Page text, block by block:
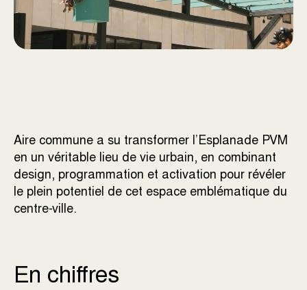
Aire commune a su transformer l’Esplanade PVM
en un véritable lieu de vie urbain, en combinant
design, programmation et activation pour révéler
le plein potentiel de cet espace emblématique du
centre-ville.
En chiffres